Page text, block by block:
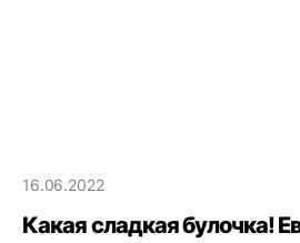
16.06.2022
Какая сладкая булочка!